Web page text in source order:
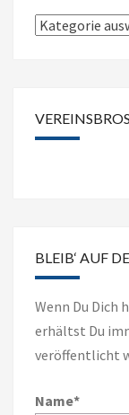
Anzeige
Kategorien
BLEIB‘ AUF
Wenn Du Dich
erhältst Du
veröffentlicht
Name*